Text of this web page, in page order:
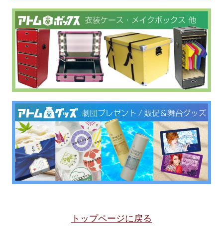
トップページに戻る